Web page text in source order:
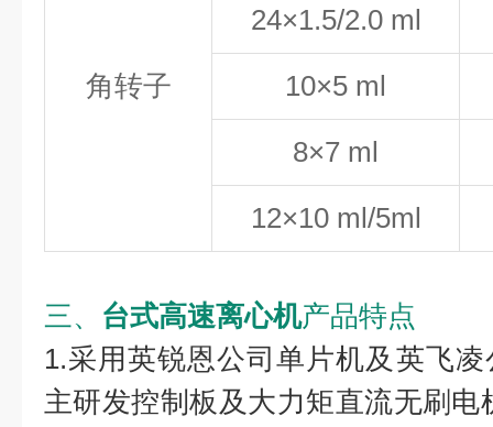
角转子
24×1.5/2.0 ml
10×5 ml
8×7 ml
12×10 ml/5ml
三、 台式高速离心机产品特点
1.采用英锐恩公司单片机及英飞
主研发控制板及大力矩直流无刷